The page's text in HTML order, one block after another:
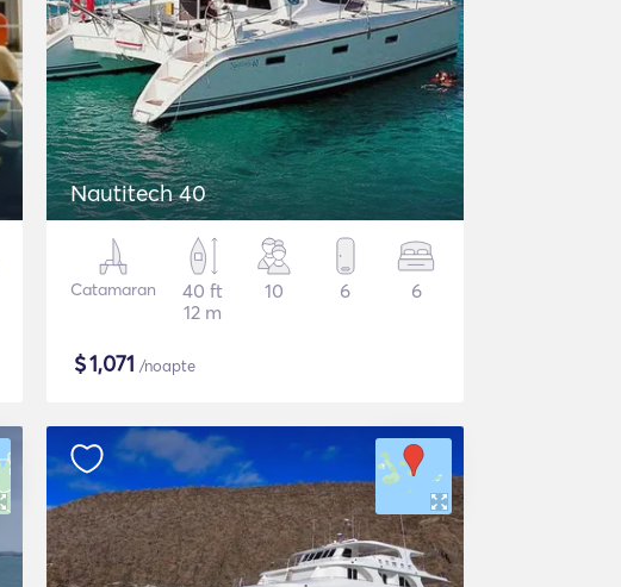
Nautitech 40
Catamaran
40 ft
12 m
10 6 6
$1,071 /noapte